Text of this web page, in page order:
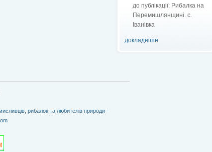
до публікації: Рибалка на
Перемишлянщині. с.
Іванівка
докладніше